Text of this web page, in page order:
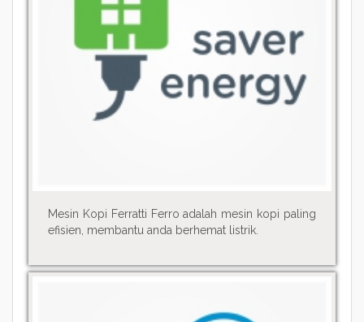
Mesin Kopi Ferratti Ferro adalah mesin kopi paling
efisien, membantu anda berhemat listrik.